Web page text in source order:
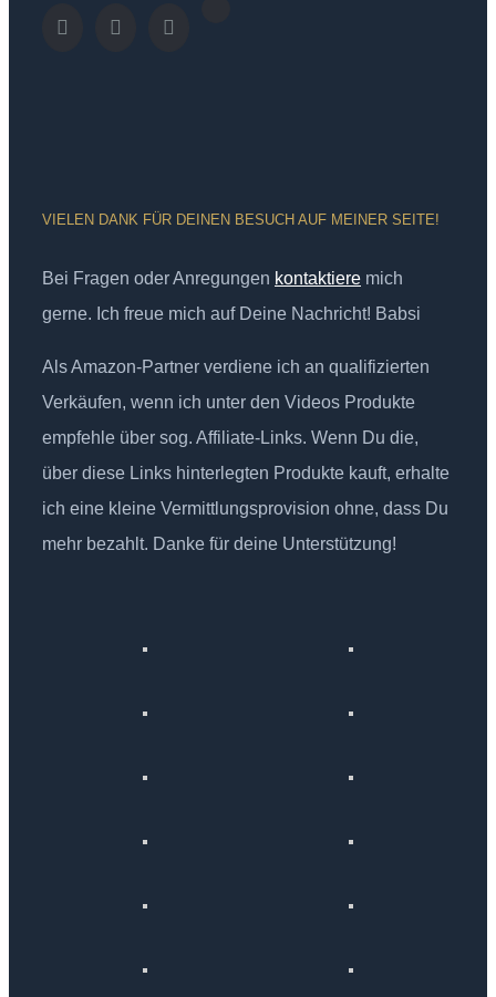
VIELEN DANK FÜR DEINEN BESUCH AUF MEINER SEITE!
Bei Fragen oder Anregungen kontaktiere mich
gerne. Ich freue mich auf Deine Nachricht! Babsi
Als Amazon-Partner verdiene ich an qualifizierten
Verkäufen, wenn ich unter den Videos Produkte
empfehle über sog. Affiliate-Links. Wenn Du die,
über diese Links hinterlegten Produkte kauft, erhalte
ich eine kleine Vermittlungsprovision ohne, dass Du
mehr bezahlt. Danke für deine Unterstützung!